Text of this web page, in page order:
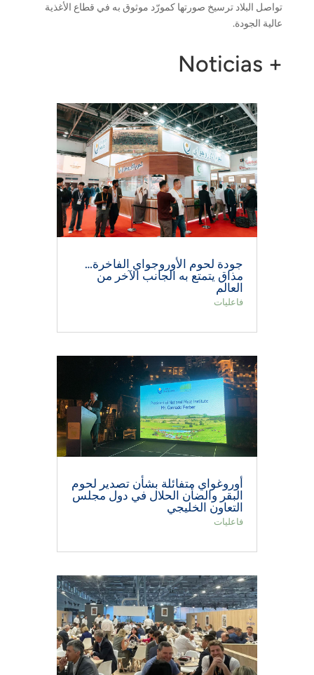
تواصل البلاد ترسيخ صورتها كمورّد موثوق به في قطاع الأغذية
عالية الجودة.
+ Noticias
جودة لحوم الأوروجواي الفاخرة…
مذاق يتمتع به الجانب الآخر من
العالم
فاعليات
أوروغواي متفائلة بشأن تصدير لحوم
البقر والضأن الحلال في دول مجلس
التعاون الخليجي
فاعليات